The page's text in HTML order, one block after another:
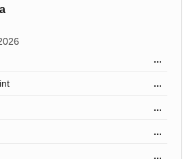
...
...
...
...
...